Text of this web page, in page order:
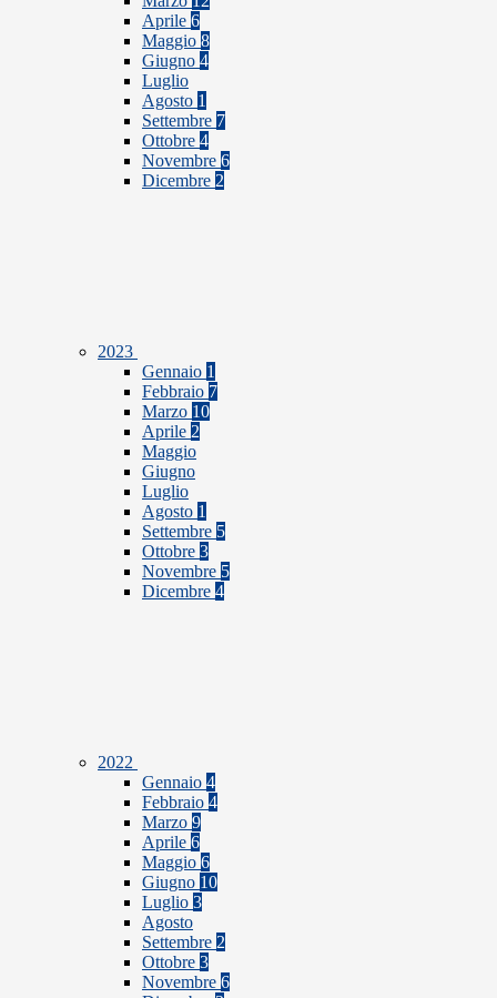
Aprile 6
Maggio 8
Giugno 4
Luglio
Agosto 1
Settembre 7
Ottobre 4
Novembre 6
Dicembre 2
2023
Gennaio 1
Febbraio 7
Marzo 10
Aprile 2
Maggio
Giugno
Luglio
Agosto 1
Settembre 5
Ottobre 3
Novembre 5
Dicembre 4
2022
Gennaio 4
Febbraio 4
Marzo 9
Aprile 6
Maggio 6
Giugno 10
Luglio 3
Agosto
Settembre 2
Ottobre 3
Novembre 6